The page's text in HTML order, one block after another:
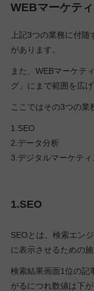
WEBマーケテ
上記3つの業務に付
があります。
また、WEBマーケテ
グ」にまで範囲を広
ここではその3つの業
1.SEO
2.データ分析
3.デジタルマーケティ
1.SEO
SEOとは、検索エン
に表示させるための施
検索結果画面1位の記
がるにつれ数値は下が